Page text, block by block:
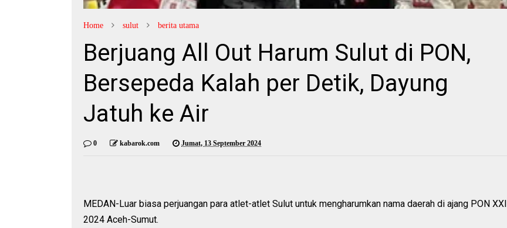
Home sulut berita utama
Berjuang All Out Harum Sulut di PON,
Bersepeda Kalah per Detik, Dayung
Jatuh ke Air
0 kabarok.com Jumat, 13 September 2024
MEDAN-Luar biasa perjuangan para atlet-atlet Sulut untuk mengharumkan nama daerah di ajang PON XXI
2024 Aceh-Sumut.